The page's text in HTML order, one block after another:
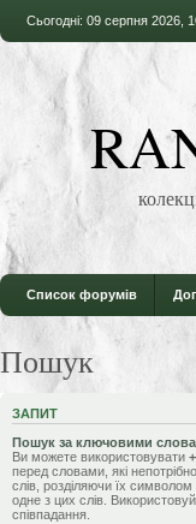
Сьогодні: 09 серпня 2026,
Список форумів
Пошук
ЗАПИТ
Пошук за ключовими
Ви можете використовувати +
перед словами, які
слів, розділяючи їх символом
одне з цих слів.
співпадання.